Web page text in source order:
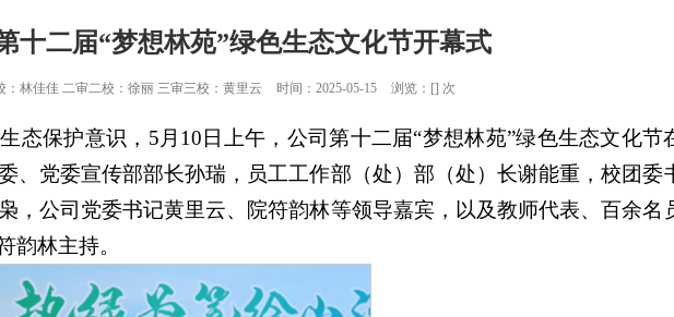
十二届“梦想林苑”绿色生态文化节开幕式
：林佳佳 二审二校：徐丽 三审三校：黄里云 时间：2025-05-15 浏览：[] 次
态保护意识，5月10日上午，公司第十二届“梦想林苑”绿色生态文化节
、党委宣传部部长孙瑞，员工工作部（处）部（处）长谢能重，校团委
，公司党委书记黄里云、院符韵林等领导嘉宾，以及教师代表、百余名
韵林主持。